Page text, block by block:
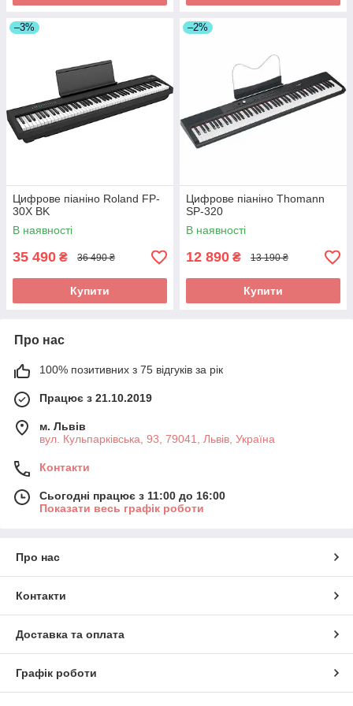
–3%
Цифрове піаніно Roland FP-
30X BK
В наявності
35 490 ₴ 36 490 ₴
Купити
–2%
Цифрове піаніно Thomann
SP-320
В наявності
12 890 ₴ 13 190 ₴
Купити
Про нас
100% позитивних з 75 відгуків за рік
Працює з 21.10.2019
м. Львів
вул. Кульпарківська, 93, 79041, Львів, Україна
Контакти
Сьогодні працює з 11:00 до 16:00
Показати весь графік роботи
Про нас
Контакти
Доставка та оплата
Графік роботи